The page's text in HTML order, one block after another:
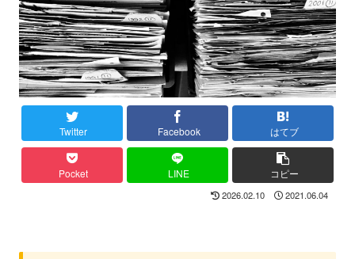
Twitter Facebook はてブ
Pocket LINE コピー
2026.02.10 2021.06.04